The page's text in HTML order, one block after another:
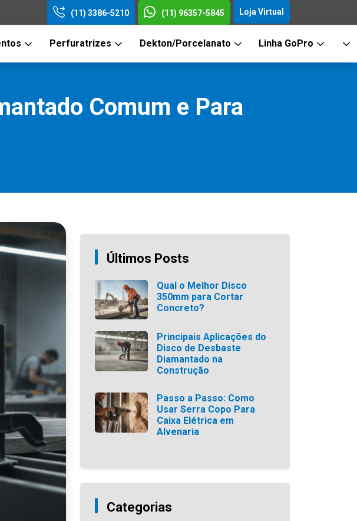
(11) 3386-5210 (11) 96357-5845 Loja Virtual
Perfuratrizes Dekton/Porcelanato Linha GoPro
Comum e Para
Últimos Posts
Qual o Melhor Disco
350mm para Cortar
Concreto?
Principais Aplicações do
Disco de Desbaste
Diamantado na
Construção
Passo a Passo: Como
Usar Serra Copo Para
Caixa Elétrica em
Alvenaria
Categorias